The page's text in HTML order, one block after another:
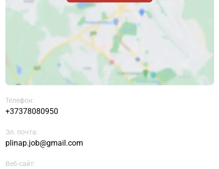
Телефон:
+37378080950
Эл. почта:
plinap.job@gmail.com
Веб-сайт: